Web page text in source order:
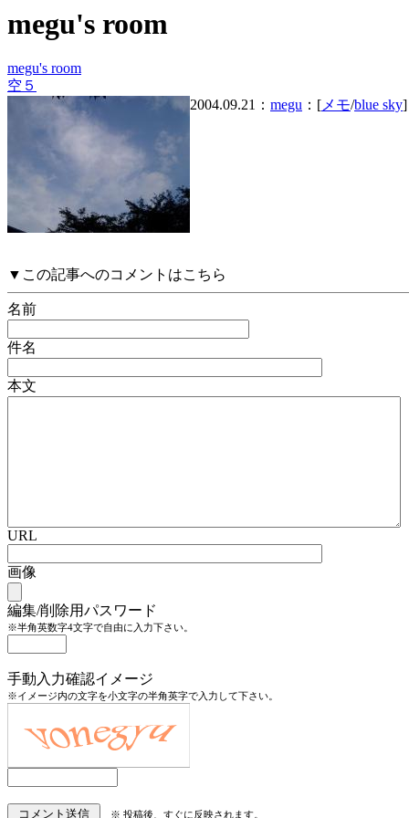
megu's room
megu's room
空５
2004.09.21： megu ：[メモ/blue sky]
▼この記事へのコメントはこちら
名前
件名
本文
URL
画像
編集/削除用パスワード
※半角英数字4文字で自由に入力下さい。
手動入力確認イメージ
※イメージ内の文字を小文字の半角英字で入力して下さい。
※ 投稿後、すぐに反映されます。